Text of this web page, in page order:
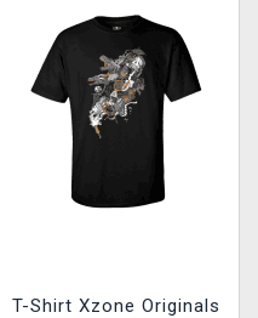
T-Shirt Xzone Originals